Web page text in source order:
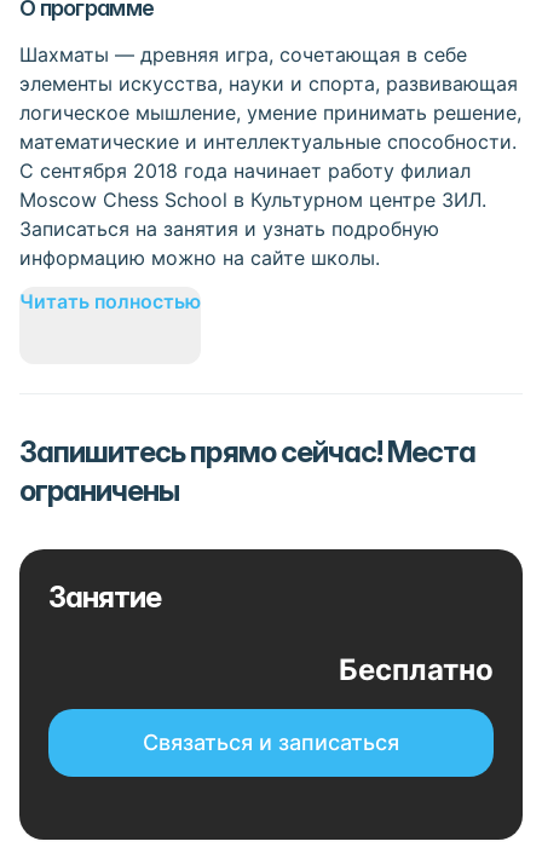
О программе
Шахматы — древняя игра, сочетающая в себе
элементы искусства, науки и спорта, развивающая
логическое мышление, умение принимать решение,
математические и интеллектуальные способности.
С сентября 2018 года начинает работу филиал
Moscow Chess School в Культурном центре ЗИЛ.
Записаться на занятия и узнать подробную
информацию можно на сайте школы.
Читать полностью
Запишитесь прямо сейчас! Места
ограничены
Занятие
Бесплатно
Связаться и записаться